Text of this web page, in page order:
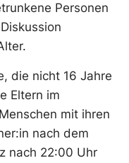
Personen
die nicht 16 Jahre
Eltern im
mit ihren
nach dem
nach 22:00 Uhr